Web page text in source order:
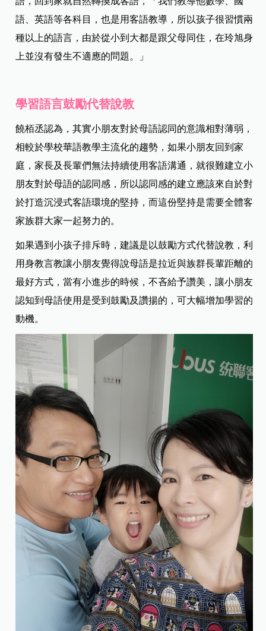
語、英語等各科目，也是用客語教導，所以孩子很習慣兩
種以上的語言，由於從小到大都是跟父母同住，在玲旭身
上並沒有發生不適應的問題。」
學習語言鼓勵代替說教
饒栢丞認為，其實小朋友對於母語認同的意識相對薄弱，
相較於學校華語教學主流化的趨勢，如果小朋友回到家
庭，家長及長輩們無法持續使用客語溝通，就很難建立小
朋友對於母語的認同感，所以認同感的建立應該來自於對
於打造沉浸式客語環境的堅持，而這份堅持是需要全體客
家族群大家一起努力的。
如果遇到小孩子排斥時，建議是以鼓勵方式代替說教，利
用身教言教讓小朋友覺得說母語是拉近與族群長輩距離的
最好方式，當有小進步的時候，不吝給予讚美，讓小朋友
認知到母語使用是受到鼓勵及讚揚的，可大幅增加學習的
動機。